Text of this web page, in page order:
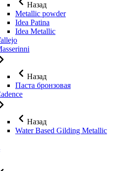
Назад
Metallic powder
Idea Patina
Idea Metallic
Назад
Паста бронзовая
Назад
Water Based Gilding Metallic